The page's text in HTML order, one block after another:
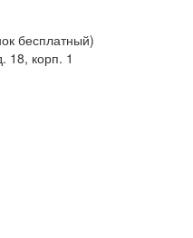
бесплатный)
18, корп. 1